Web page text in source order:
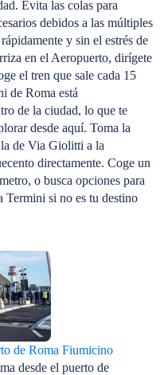
Evita las colas para
debidos a las múltiples
y sin el estrés de
en el Aeropuerto, dirígete
el tren que sale cada 15
de Roma está
de la ciudad, lo que te
desde aquí. Toma la
de Via Giolitti a la
directamente. Coge un
o busca opciones para
Termini si no es tu destino
de Roma Fiumicino
desde el puerto de